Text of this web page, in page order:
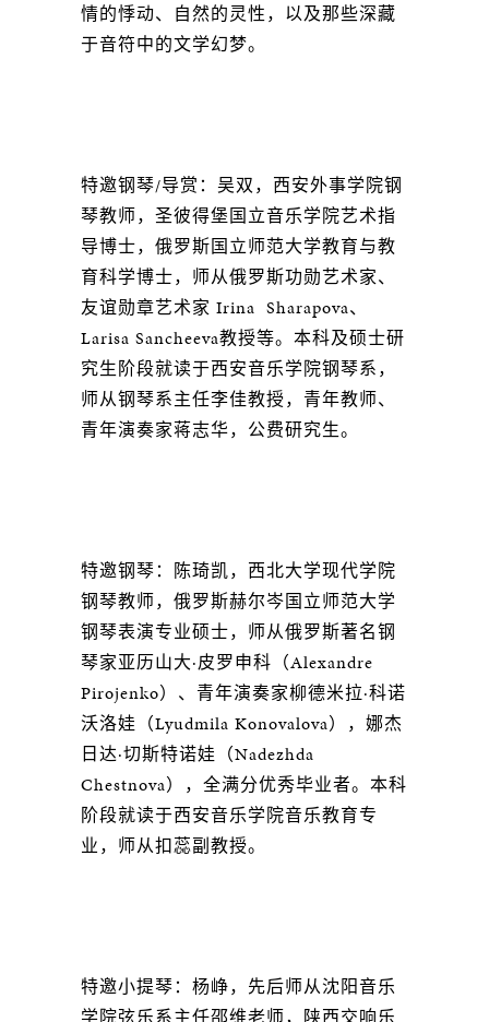
情的悸动、自然的灵性，以及那些深藏
于音符中的文学幻梦。
特邀钢琴/导赏：吴双，西安外事学院钢
琴教师，圣彼得堡国立音乐学院艺术指
导博士，俄罗斯国立师范大学教育与教
育科学博士，师从俄罗斯功勋艺术家、
友谊勋章艺术家 Irina Sharapova、
Larisa Sancheeva教授等。本科及硕士研
究生阶段就读于西安音乐学院钢琴系，
师从钢琴系主任李佳教授，青年教师、
青年演奏家蒋志华，公费研究生。
特邀钢琴：陈琦凯，西北大学现代学院
钢琴教师，俄罗斯赫尔岑国立师范大学
钢琴表演专业硕士，师从俄罗斯著名钢
琴家亚历山大·皮罗申科（Alexandre
Pirojenko）、青年演奏家柳德米拉·科诺
沃洛娃（Lyudmila Konovalova），娜杰
日达·切斯特诺娃（Nadezhda
Chestnova），全满分优秀毕业者。本科
阶段就读于西安音乐学院音乐教育专
业，师从扣蕊副教授。
特邀小提琴：杨峥，先后师从沈阳音乐